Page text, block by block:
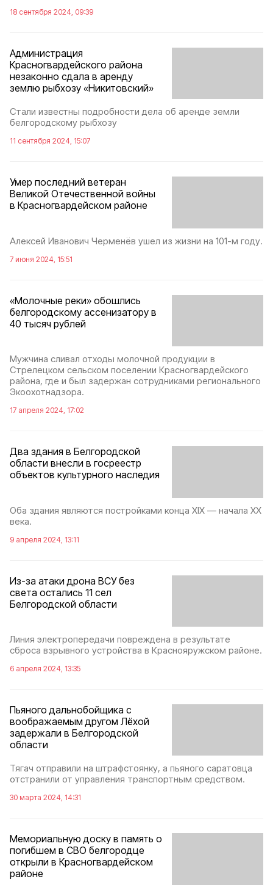
18 сентября 2024, 09:39
Администрация
Красногвардейского района
незаконно сдала в аренду
землю рыбхозу «Никитовский»
Стали известны подробности дела об аренде земли
белгородскому рыбхозу
11 сентября 2024, 15:07
Умер последний ветеран
Великой Отечественной войны
в Красногвардейском районе
Алексей Иванович Черменёв ушел из жизни на 101-м году.
7 июня 2024, 15:51
«Молочные реки» обошлись
белгородскому ассенизатору в
40 тысяч рублей
Мужчина сливал отходы молочной продукции в
Стрелецком сельском поселении Красногвардейского
района, где и был задержан сотрудниками регионального
Экоохотнадзора.
17 апреля 2024, 17:02
Два здания в Белгородской
области внесли в госреестр
объектов культурного наследия
Оба здания являются постройками конца XIХ — начала ХХ
века.
9 апреля 2024, 13:11
Из-за атаки дрона ВСУ без
света остались 11 сел
Белгородской области
Линия электропередачи повреждена в результате
сброса взрывного устройства в Краснояружском районе.
6 апреля 2024, 13:35
Пьяного дальнобойщика с
воображаемым другом Лёхой
задержали в Белгородской
области
Тягач отправили на штрафстоянку, а пьяного саратовца
отстранили от управления транспортным средством.
30 марта 2024, 14:31
Мемориальную доску в память о
погибшем в СВО белгородце
открыли в Красногвардейском
районе